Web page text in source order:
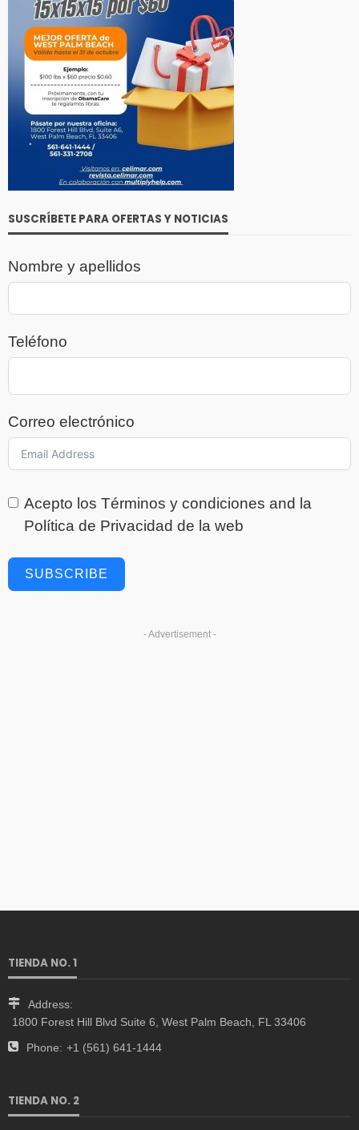
SUSCRÍBETE PARA OFERTAS Y NOTICIAS
Nombre y apellidos
Teléfono
Correo electrónico
Acepto los Términos y condiciones and la
Política de Privacidad de la web
SUBSCRIBE
- Advertisement -
TIENDA NO. 1
Address:
1800 Forest Hill Blvd Suite 6, West Palm Beach, FL 33406
Phone: +1 (561) 641-1444
TIENDA NO. 2